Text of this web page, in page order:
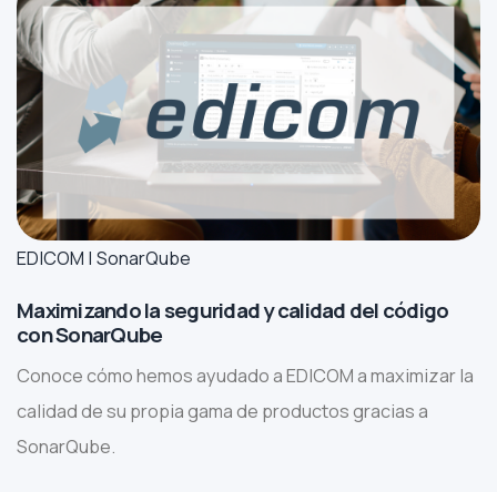
EDICOM | SonarQube
Maximizando la seguridad y calidad del código
con SonarQube
Conoce cómo hemos ayudado a EDICOM a maximizar la
calidad de su propia gama de productos gracias a
SonarQube.